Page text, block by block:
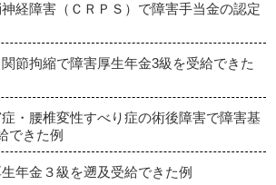
経障害（ＣＲＰＳ）で障害手当金の認定
節拘縮で障害厚生年金3級を受給できた
・腰椎変性すべり症の術後障害で障害基
できた例
年金３級を遡及受給できた例